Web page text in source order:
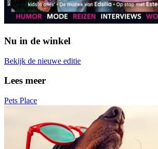
Nu in de winkel
Bekijk de nieuwe editie
Lees meer
Pets Place